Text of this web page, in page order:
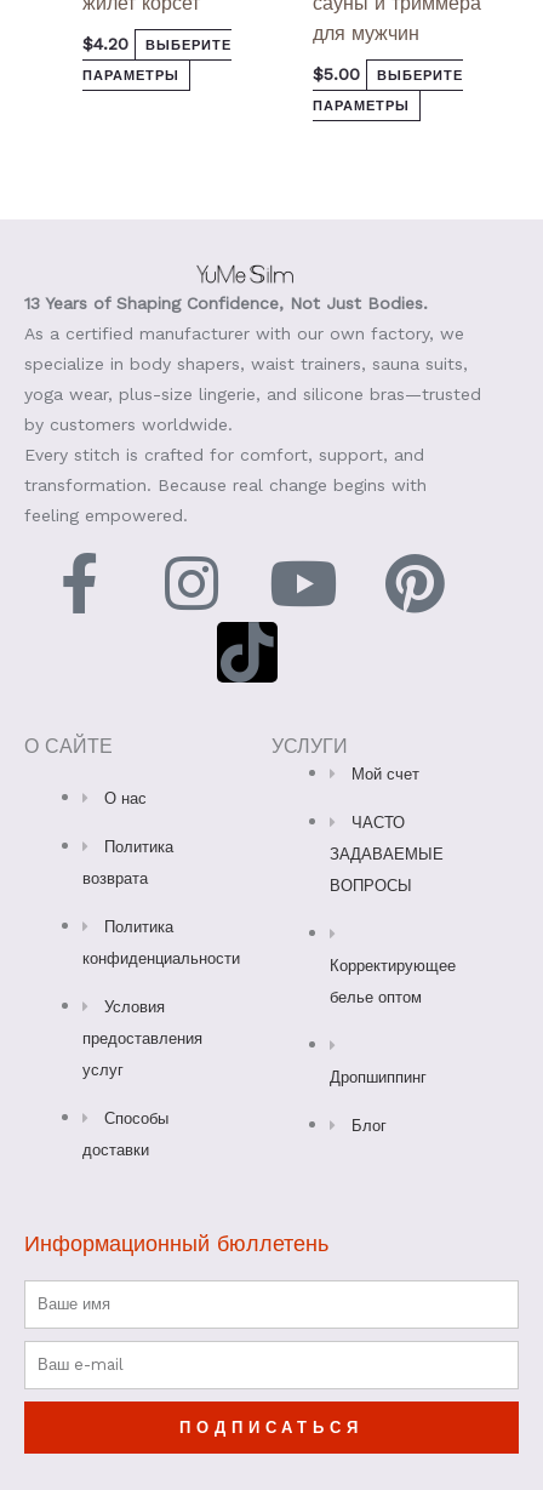
$4.20
ВЫБЕРИТЕ
ПАРАМЕТРЫ
для мужчин
$5.00
ВЫБЕРИТЕ
ПАРАМЕТРЫ
13 Years of Shaping Confidence, Not Just Bodies.
As a certified manufacturer with our own factory, we
specialize in body shapers, waist trainers, sauna suits,
yoga wear, plus-size lingerie, and silicone bras—trusted
by customers worldwide.
Every stitch is crafted for comfort, support, and
transformation. Because real change begins with
feeling empowered.
F
a
e
b
o
o
k
-
f
I
n
s
r
m
Y
t
u
b
e
P
i
t
r
s
t
T
i
k
О САЙТЕ
О нас
Политика
возврата
Политика
конфиденциальности
Условия
предоставления
услуг
Способы
доставки
УСЛУГИ
Мой счет
ЧАСТО
ЗАДАВАЕМЫЕ
ВОПРОСЫ
Корректирующее
белье оптом
Дропшиппинг
Блог
Информационный бюллетень
Имя
Электронная
почта
ПОДПИСАТЬСЯ